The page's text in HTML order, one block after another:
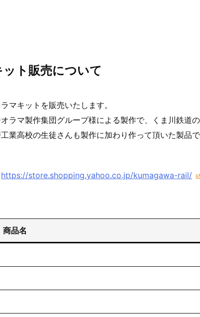
ト販売について
マキットを販売いたします。
ラマ製作集団グループ様による製作で、くま川鉄道
業高校の生徒さんも製作に加わり作って頂いた製品で
https://store.shopping.yahoo.co.jp/kumagawa-rail/
商品名